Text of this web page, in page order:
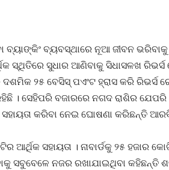
ବ୍ୟାଙ୍କିଂ ବ୍ୟବସ୍ଥାରେ ନୂଆ ଜୀବନ
ସ୍ଥିତିରେ ସୁଧାର ଆଣିବାକୁ ସିଧାସଳଖ ରିଭର୍ସ
୨୫ ବେସିସ୍ ପଏଂଟ ହ୍ରାସ କରି ରିଭର୍ସ
। ସେହିପରି ବଜାରରେ ନଗଦ ରାଶିର ଯେପରି
କରିବା ନେଇ ଘୋଷଣା କରିଛନ୍ତି
ସହାୟତା । ନାବାର୍ଡକୁ ୨୫ ହଜାର
ସବୁବେଳେ ନଜର ରଖାଯାଇଥିବା କହିଛନ୍ତି